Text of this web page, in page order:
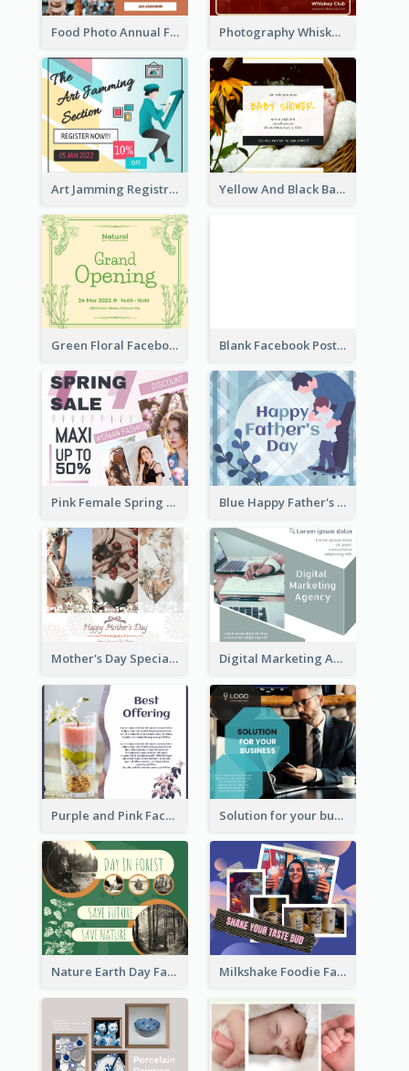
Food Photo Annual Food Fair Invitation Facebook Post Photography Whiskey Day Facebook Post With Details
Art Jamming Registration Facebook Post Yellow And Black Baby Shower Facebook Post
Green Floral Facebook Post About Grand Opening Blank Facebook Post
Pink Female Spring Fashion Facebook Post Design Blue Happy Father's Day Facebook Post
Mother's Day Special Sale Orange Facebook Post Digital Marketing Agency Green Facebook Post
Purple and Pink Facebook Post Solution for your business Facebook Post
Nature Earth Day Facebook Post Milkshake Foodie Facebook Post